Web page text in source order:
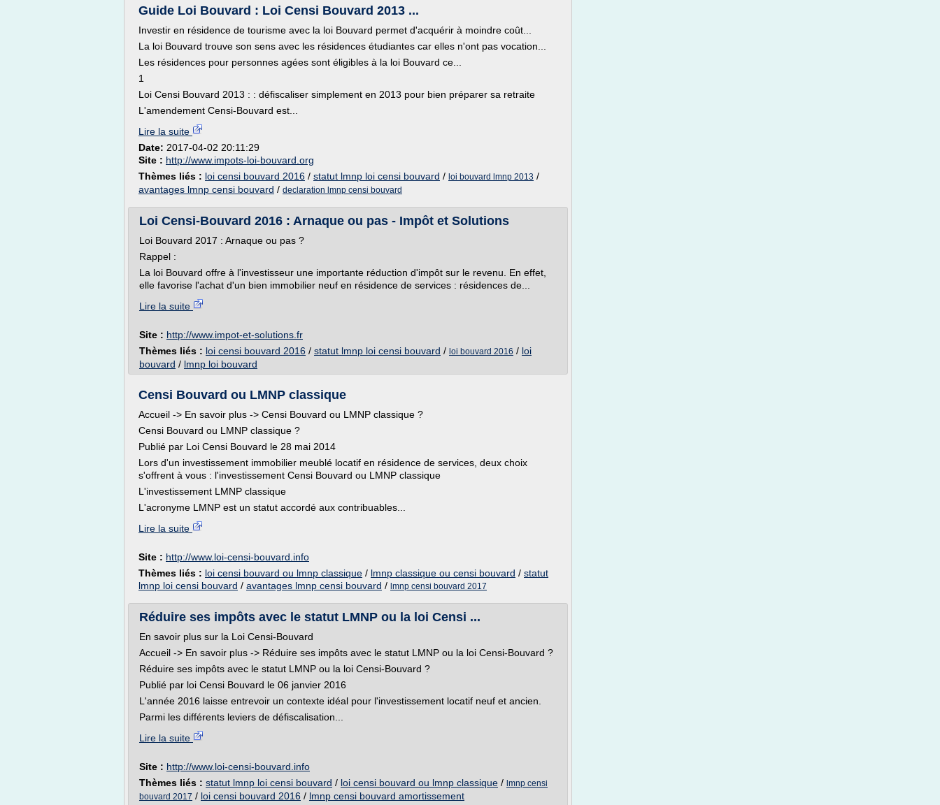
Guide Loi Bouvard : Loi Censi Bouvard 2013 ...
Investir en résidence de tourisme avec la loi Bouvard permet d'acquérir à moindre coût...
La loi Bouvard trouve son sens avec les résidences étudiantes car elles n'ont pas vocation...
Les résidences pour personnes agées sont éligibles à la loi Bouvard ce...
1
Loi Censi Bouvard 2013 : : défiscaliser simplement en 2013 pour bien préparer sa retraite
L'amendement Censi-Bouvard est...
Lire la suite
Date: 2017-04-02 20:11:29
Site : http://www.impots-loi-bouvard.org
Thèmes liés : loi censi bouvard 2016 / statut lmnp loi censi bouvard / loi bouvard lmnp 2013 /
avantages lmnp censi bouvard / declaration lmnp censi bouvard
Loi Censi-Bouvard 2016 : Arnaque ou pas - Impôt et Solutions
Loi Bouvard 2017 : Arnaque ou pas ?
Rappel :
La loi Bouvard offre à l'investisseur une importante réduction d'impôt sur le revenu. En effet,
elle favorise l'achat d'un bien immobilier neuf en résidence de services : résidences de...
Lire la suite
Site : http://www.impot-et-solutions.fr
Thèmes liés : loi censi bouvard 2016 / statut lmnp loi censi bouvard / loi bouvard 2016 / loi
bouvard / lmnp loi bouvard
Censi Bouvard ou LMNP classique
Accueil -> En savoir plus -> Censi Bouvard ou LMNP classique ?
Censi Bouvard ou LMNP classique ?
Publié par Loi Censi Bouvard le 28 mai 2014
Lors d'un investissement immobilier meublé locatif en résidence de services, deux choix
s'offrent à vous : l'investissement Censi Bouvard ou LMNP classique
L'investissement LMNP classique
L'acronyme LMNP est un statut accordé aux contribuables...
Lire la suite
Site : http://www.loi-censi-bouvard.info
Thèmes liés : loi censi bouvard ou lmnp classique / lmnp classique ou censi bouvard / statut
lmnp loi censi bouvard / avantages lmnp censi bouvard / lmnp censi bouvard 2017
Réduire ses impôts avec le statut LMNP ou la loi Censi ...
En savoir plus sur la Loi Censi-Bouvard
Accueil -> En savoir plus -> Réduire ses impôts avec le statut LMNP ou la loi Censi-Bouvard ?
Réduire ses impôts avec le statut LMNP ou la loi Censi-Bouvard ?
Publié par loi Censi Bouvard le 06 janvier 2016
L'année 2016 laisse entrevoir un contexte idéal pour l'investissement locatif neuf et ancien.
Parmi les différents leviers de défiscalisation...
Lire la suite
Site : http://www.loi-censi-bouvard.info
Thèmes liés : statut lmnp loi censi bouvard / loi censi bouvard ou lmnp classique / lmnp censi
bouvard 2017 / loi censi bouvard 2016 / lmnp censi bouvard amortissement